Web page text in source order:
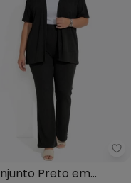
- Conjunto
Preto em